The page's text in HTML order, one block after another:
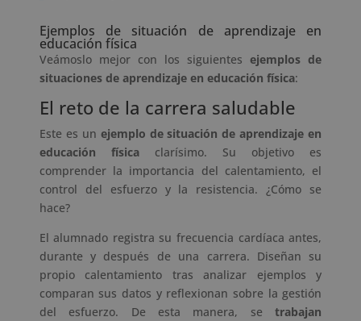
Ejemplos de situación de aprendizaje en
educación física
Veámoslo mejor con los siguientesejemplos de
situaciones de aprendizaje en educación física:
El reto de la carrera saludable
Este es un ejemplo de situación de aprendizaje en
educación físicaclarísimo. Su objetivo es
comprender la importancia del calentamiento, el
control del esfuerzo y la resistencia. ¿Cómo se
hace?
El alumnado registra su frecuencia cardíaca antes,
durante y después de una carrera. Diseñan su
propio calentamiento tras analizar ejemplos y
comparan sus datos y reflexionan sobre la gestión
del esfuerzo. De esta manera, setrabajan